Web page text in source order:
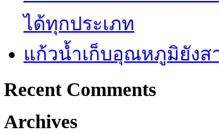
ได้ทุกประเภท
แก้วน้ำเก็บอุณหภูมิยังส
Recent Comments
Archives